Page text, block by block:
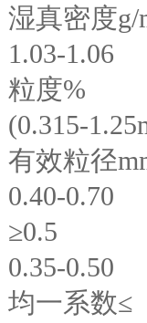
湿真密度g/
1.03-1.06
粒度%
(0.315-
有效粒径
0.40-0.70
≥0.5
0.35-0.50
均一系数≤